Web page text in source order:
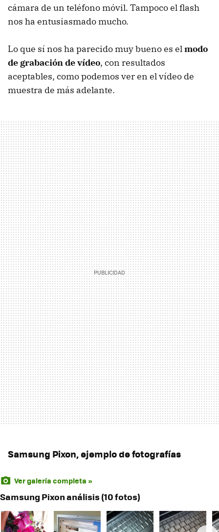
cámara de un teléfono móvil. Tampoco el flash
nos ha entusiasmado mucho.
Lo que sí nos ha parecido muy bueno es elmodo
de grabación de vídeo, con resultados
aceptables, como podemos ver en el vídeo de
muestra de más adelante.
Samsung Pixon, ejemplo de fotografías
Ver galería completa »
Samsung Pixon análisis (10 fotos)